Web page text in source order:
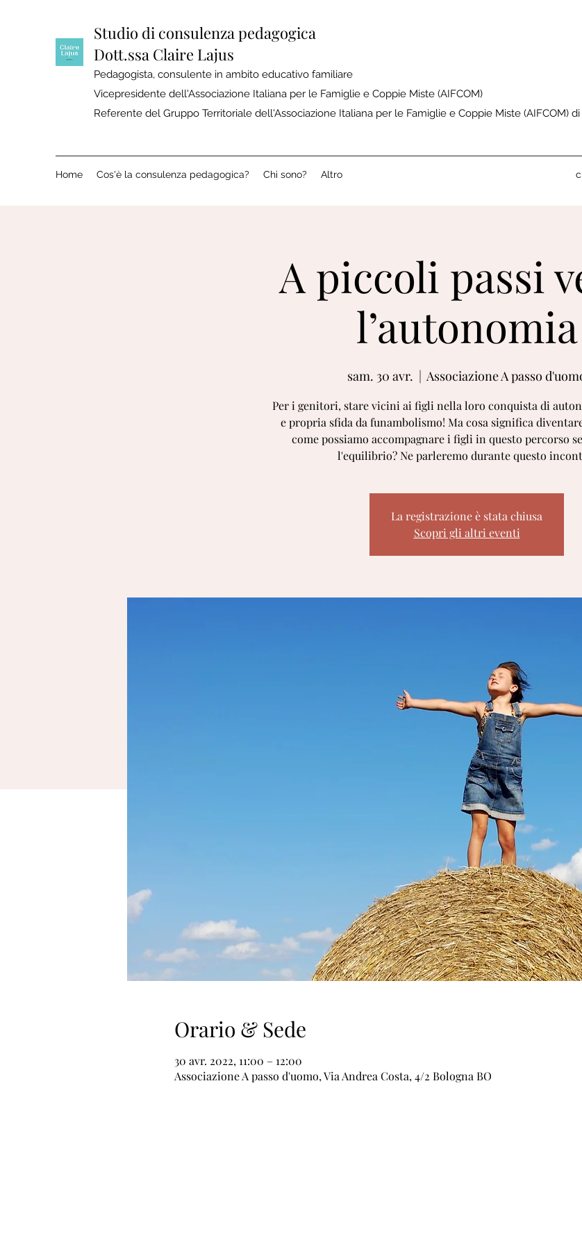
Studio di consulenza pedagogica
Dott.ssa Claire Lajus
Pedagogista, consulente in ambito educativo familiare
Vicepresidente dell'Associazione Italiana per le Famiglie e Coppie Miste (AIFCOM)
Referente del Gruppo Territoriale dell'Associazione Italiana per le Famiglie e Coppie Miste (AIFCOM)
Home Cos'è la consulenza pedagogica? Chi sono? Altro
A piccoli passi
l’autonomia
sam. 30 avr.
  |
Associazione A passo
Per i genitori, stare vicini ai figli nella loro conquista di
e propria sfida da funambolismo! Ma cosa significa
come possiamo accompagnare i figli in questo percorso
l'equilibrio? Ne parleremo durante questo
La registrazione è stata chiusa
Scopri gli altri eventi
Orario & Sede
30 avr. 2022, 11:00 – 12:00
Associazione A passo d'uomo, Via Andrea Costa, 4/2 Bologna BO